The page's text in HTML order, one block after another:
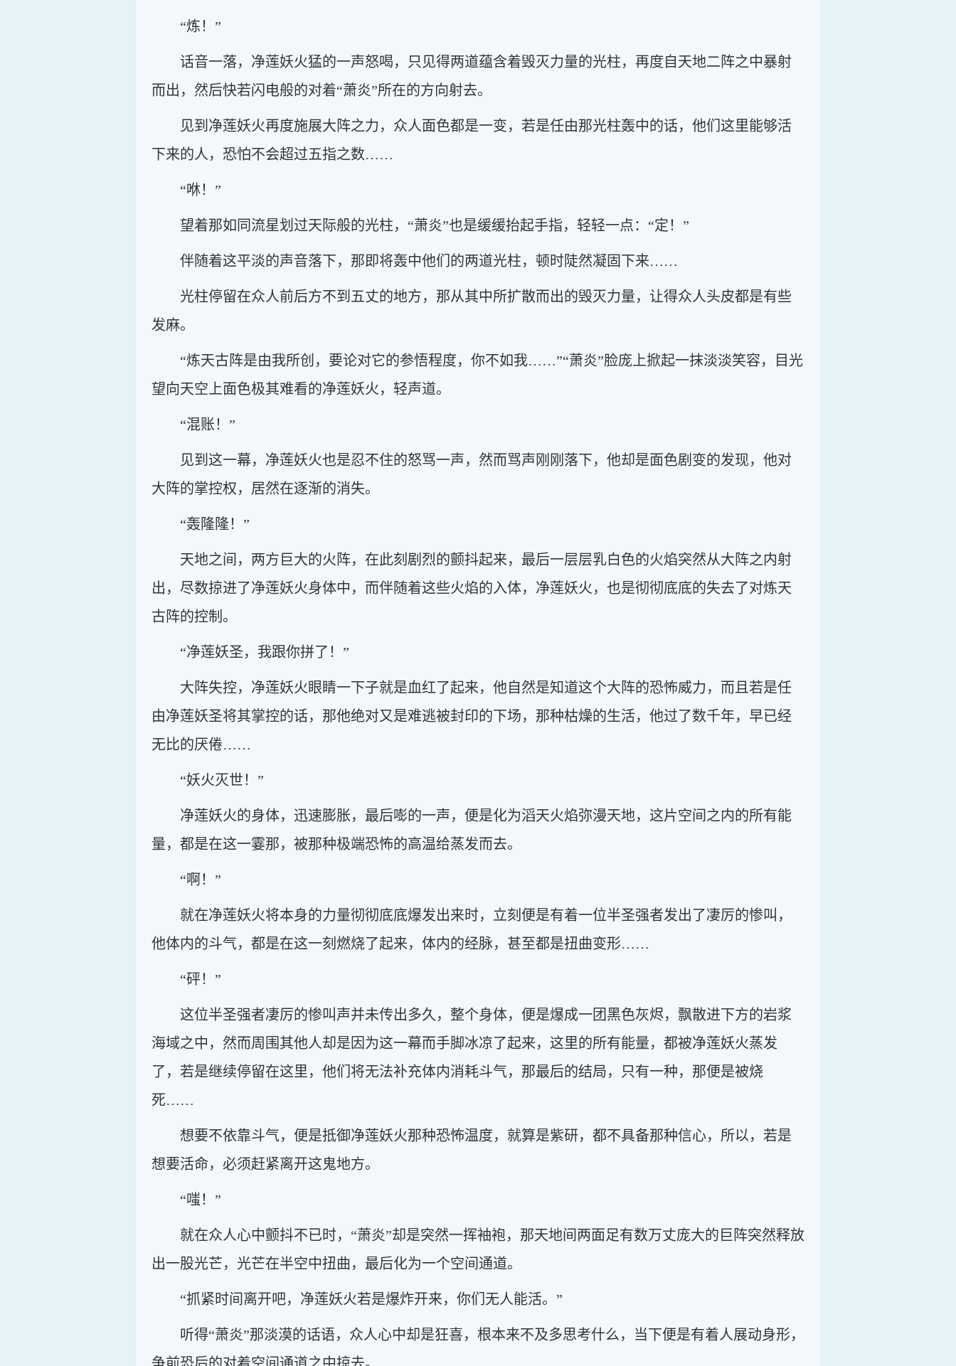
“炼！”
话音一落，净莲妖火猛的一声怒喝，只见得两道蕴含着毁灭力量的光柱，再度自天地二阵之中暴射
而出，然后快若闪电般的对着“萧炎”所在的方向射去。
见到净莲妖火再度施展大阵之力，众人面色都是一变，若是任由那光柱轰中的话，他们这里能够活
下来的人，恐怕不会超过五指之数……
“咻！”
望着那如同流星划过天际般的光柱，“萧炎”也是缓缓抬起手指，轻轻一点：“定！”
伴随着这平淡的声音落下，那即将轰中他们的两道光柱，顿时陡然凝固下来……
光柱停留在众人前后方不到五丈的地方，那从其中所扩散而出的毁灭力量，让得众人头皮都是有些
发麻。
“炼天古阵是由我所创，要论对它的参悟程度，你不如我……”“萧炎”脸庞上掀起一抹淡淡笑容，目光
望向天空上面色极其难看的净莲妖火，轻声道。
“混账！”
见到这一幕，净莲妖火也是忍不住的怒骂一声，然而骂声刚刚落下，他却是面色剧变的发现，他对
大阵的掌控权，居然在逐渐的消失。
“轰隆隆！”
天地之间，两方巨大的火阵，在此刻剧烈的颤抖起来，最后一层层乳白色的火焰突然从大阵之内射
出，尽数掠进了净莲妖火身体中，而伴随着这些火焰的入体，净莲妖火，也是彻彻底底的失去了对炼天
古阵的控制。
“净莲妖圣，我跟你拼了！”
大阵失控，净莲妖火眼睛一下子就是血红了起来，他自然是知道这个大阵的恐怖威力，而且若是任
由净莲妖圣将其掌控的话，那他绝对又是难逃被封印的下场，那种枯燥的生活，他过了数千年，早已经
无比的厌倦……
“妖火灭世！”
净莲妖火的身体，迅速膨胀，最后嘭的一声，便是化为滔天火焰弥漫天地，这片空间之内的所有能
量，都是在这一霎那，被那种极端恐怖的高温给蒸发而去。
“啊！”
就在净莲妖火将本身的力量彻彻底底爆发出来时，立刻便是有着一位半圣强者发出了凄厉的惨叫，
他体内的斗气，都是在这一刻燃烧了起来，体内的经脉，甚至都是扭曲变形……
“砰！”
这位半圣强者凄厉的惨叫声并未传出多久，整个身体，便是爆成一团黑色灰烬，飘散进下方的岩浆
海域之中，然而周围其他人却是因为这一幕而手脚冰凉了起来，这里的所有能量，都被净莲妖火蒸发
了，若是继续停留在这里，他们将无法补充体内消耗斗气，那最后的结局，只有一种，那便是被烧
死……
想要不依靠斗气，便是抵御净莲妖火那种恐怖温度，就算是紫研，都不具备那种信心，所以，若是
想要活命，必须赶紧离开这鬼地方。
“嗤！”
就在众人心中颤抖不已时，“萧炎”却是突然一挥袖袍，那天地间两面足有数万丈庞大的巨阵突然释放
出一股光芒，光芒在半空中扭曲，最后化为一个空间通道。
“抓紧时间离开吧，净莲妖火若是爆炸开来，你们无人能活。”
听得“萧炎”那淡漠的话语，众人心中却是狂喜，根本来不及多思考什么，当下便是有着人展动身形，